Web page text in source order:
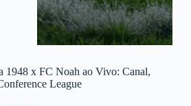
1948 x FC Noah ao Vivo: Canal,
League